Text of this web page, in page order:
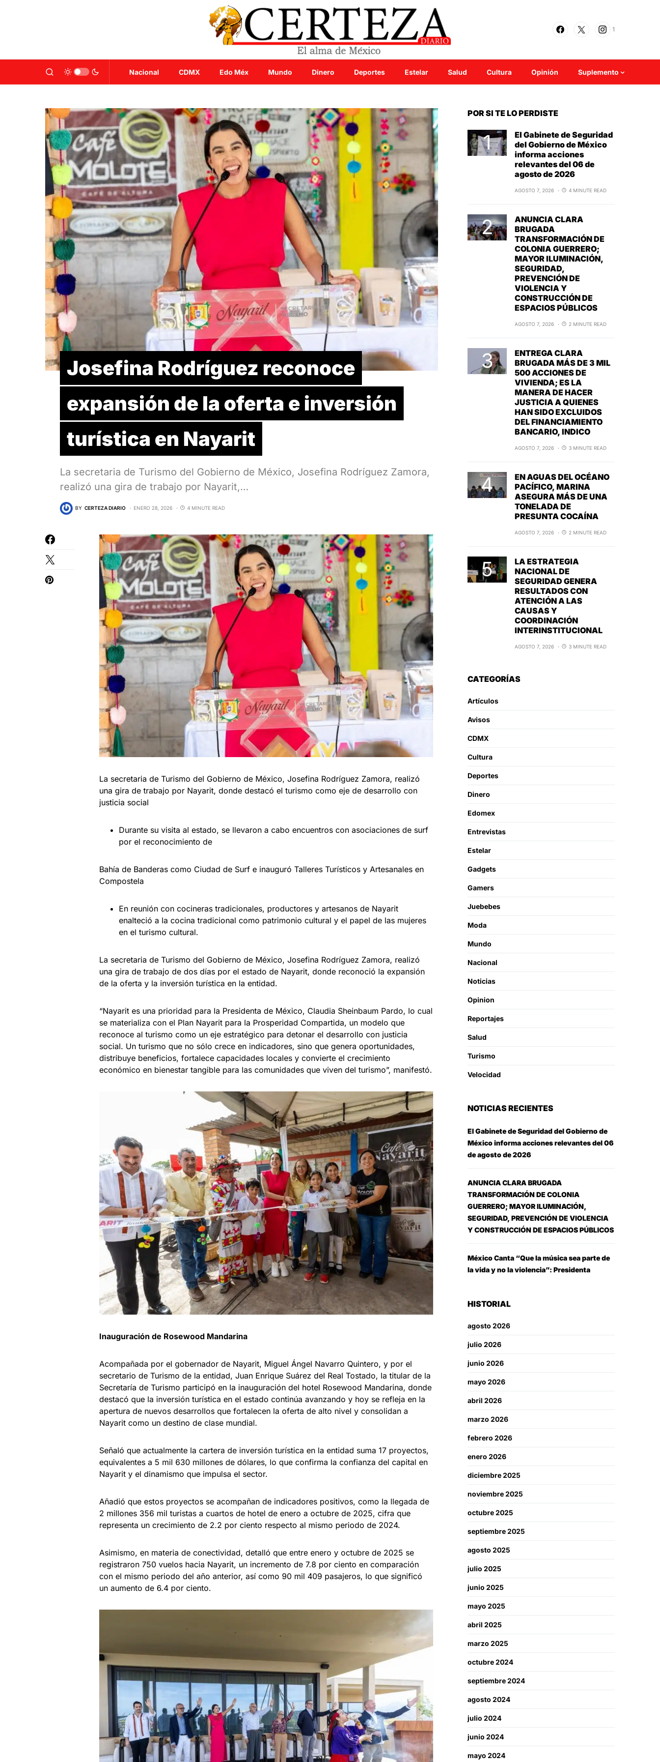
1
Nacional CDMX Edo Méx Mundo Dinero Deportes Estelar Salud Cultura Opinión Suplemento
Josefina Rodríguez reconoce
expansión de la oferta e inversión
turística en Nayarit
La secretaria de Turismo del Gobierno de México, Josefina Rodríguez Zamora,
realizó una gira de trabajo por Nayarit,…
BY CERTEZA DIARIO ENERO 28, 2026 4 MINUTE READ
La secretaria de Turismo del Gobierno de México, Josefina Rodríguez Zamora, realizó
una gira de trabajo por Nayarit, donde destacó el turismo como eje de desarrollo con
justicia social
Durante su visita al estado, se llevaron a cabo encuentros con asociaciones de surf
por el reconocimiento de
Bahía de Banderas como Ciudad de Surf e inauguró Talleres Turísticos y Artesanales en
Compostela
En reunión con cocineras tradicionales, productores y artesanos de Nayarit
enalteció a la cocina tradicional como patrimonio cultural y el papel de las mujeres
en el turismo cultural.
La secretaria de Turismo del Gobierno de México, Josefina Rodríguez Zamora, realizó
una gira de trabajo de dos días por el estado de Nayarit, donde reconoció la expansión
de la oferta y la inversión turística en la entidad.
“Nayarit es una prioridad para la Presidenta de México, Claudia Sheinbaum Pardo, lo cual
se materializa con el Plan Nayarit para la Prosperidad Compartida, un modelo que
reconoce al turismo como un eje estratégico para detonar el desarrollo con justicia
social. Un turismo que no sólo crece en indicadores, sino que genera oportunidades,
distribuye beneficios, fortalece capacidades locales y convierte el crecimiento
económico en bienestar tangible para las comunidades que viven del turismo”, manifestó.
Inauguración de Rosewood Mandarina
Acompañada por el gobernador de Nayarit, Miguel Ángel Navarro Quintero, y por el
secretario de Turismo de la entidad, Juan Enrique Suárez del Real Tostado, la titular de la
Secretaría de Turismo participó en la inauguración del hotel Rosewood Mandarina, donde
destacó que la inversión turística en el estado continúa avanzando y hoy se refleja en la
apertura de nuevos desarrollos que fortalecen la oferta de alto nivel y consolidan a
Nayarit como un destino de clase mundial.
Señaló que actualmente la cartera de inversión turística en la entidad suma 17 proyectos,
equivalentes a 5 mil 630 millones de dólares, lo que confirma la confianza del capital en
Nayarit y el dinamismo que impulsa el sector.
Añadió que estos proyectos se acompañan de indicadores positivos, como la llegada de
2 millones 356 mil turistas a cuartos de hotel de enero a octubre de 2025, cifra que
representa un crecimiento de 2.2 por ciento respecto al mismo periodo de 2024.
Asimismo, en materia de conectividad, detalló que entre enero y octubre de 2025 se
registraron 750 vuelos hacia Nayarit, un incremento de 7.8 por ciento en comparación
con el mismo periodo del año anterior, así como 90 mil 409 pasajeros, lo que significó
un aumento de 6.4 por ciento.
POR SI TE LO PERDISTE
El Gabinete de Seguridad
del Gobierno de México
informa acciones
relevantes del 06 de
agosto de 2026
AGOSTO 7, 2026 4 MINUTE READ
ANUNCIA CLARA
BRUGADA
TRANSFORMACIÓN DE
COLONIA GUERRERO;
MAYOR ILUMINACIÓN,
SEGURIDAD,
PREVENCIÓN DE
VIOLENCIA Y
CONSTRUCCIÓN DE
ESPACIOS PÚBLICOS
AGOSTO 7, 2026 2 MINUTE READ
ENTREGA CLARA
BRUGADA MÁS DE 3 MIL
500 ACCIONES DE
VIVIENDA; ES LA
MANERA DE HACER
JUSTICIA A QUIENES
HAN SIDO EXCLUIDOS
DEL FINANCIAMIENTO
BANCARIO, INDICO
AGOSTO 7, 2026 3 MINUTE READ
EN AGUAS DEL OCÉANO
PACÍFICO, MARINA
ASEGURA MÁS DE UNA
TONELADA DE
PRESUNTA COCAÍNA
AGOSTO 7, 2026 2 MINUTE READ
LA ESTRATEGIA
NACIONAL DE
SEGURIDAD GENERA
RESULTADOS CON
ATENCIÓN A LAS
CAUSAS Y
COORDINACIÓN
INTERINSTITUCIONAL
AGOSTO 7, 2026 3 MINUTE READ
CATEGORÍAS
Artículos
Avisos
CDMX
Cultura
Deportes
Dinero
Edomex
Entrevistas
Estelar
Gadgets
Gamers
Juebebes
Moda
Mundo
Nacional
Noticias
Opinion
Reportajes
Salud
Turismo
Velocidad
NOTICIAS RECIENTES
El Gabinete de Seguridad del Gobierno de
México informa acciones relevantes del 06
de agosto de 2026
ANUNCIA CLARA BRUGADA
TRANSFORMACIÓN DE COLONIA
GUERRERO; MAYOR ILUMINACIÓN,
SEGURIDAD, PREVENCIÓN DE VIOLENCIA
Y CONSTRUCCIÓN DE ESPACIOS PÚBLICOS
México Canta “Que la música sea parte de
la vida y no la violencia”: Presidenta
HISTORIAL
agosto 2026
julio 2026
junio 2026
mayo 2026
abril 2026
marzo 2026
febrero 2026
enero 2026
diciembre 2025
noviembre 2025
octubre 2025
septiembre 2025
agosto 2025
julio 2025
junio 2025
mayo 2025
abril 2025
marzo 2025
octubre 2024
septiembre 2024
agosto 2024
julio 2024
junio 2024
mayo 2024